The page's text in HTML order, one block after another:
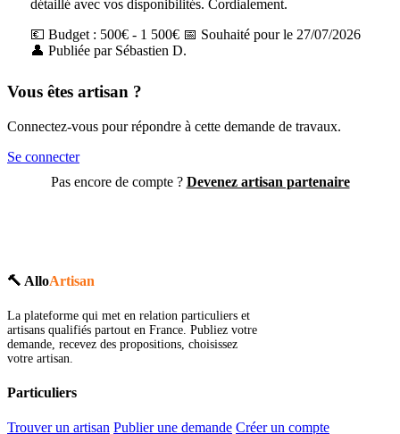
détaillé avec vos disponibilités. Cordialement.
💶 Budget : 500€ - 1 500€ 📅 Souhaité pour le 27/07/2026
👤 Publiée par Sébastien D.
Vous êtes artisan ?
Connectez-vous pour répondre à cette demande de travaux.
Se connecter
Pas encore de compte ? Devenez artisan partenaire
🔨 AlloArtisan
La plateforme qui met en relation particuliers et
artisans qualifiés partout en France. Publiez votre
demande, recevez des propositions, choisissez
votre artisan.
Particuliers
Trouver un artisan Publier une demande Créer un compte